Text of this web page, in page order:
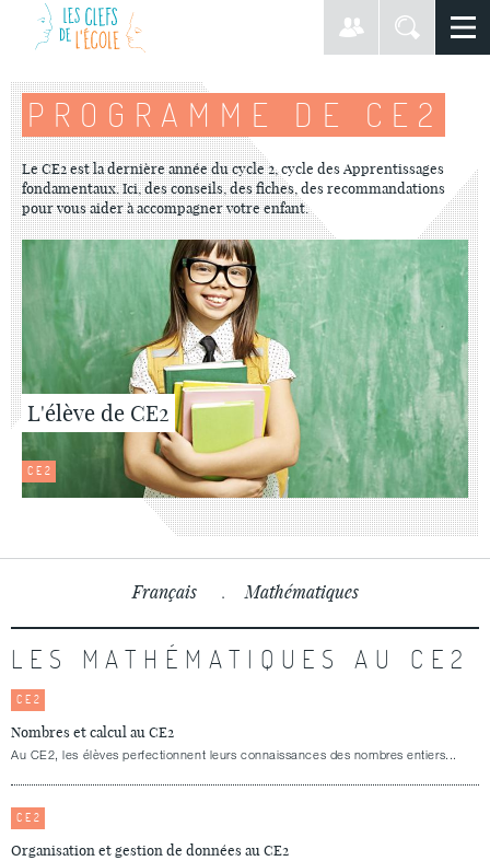
PROGRAMME DE CE2
Le CE2 est la dernière année du cycle 2, cycle des Apprentissages
fondamentaux. Ici, des conseils, des fiches, des recommandations
pour vous aider à accompagner votre enfant.
CE2
L'élève de CE2
Français Mathématiques
LES MATHÉMATIQUES AU CE2
CE2
Nombres et calcul au CE2
Au CE2, les élèves perfectionnent leurs connaissances des nombres entiers...
CE2
Organisation et gestion de données au CE2